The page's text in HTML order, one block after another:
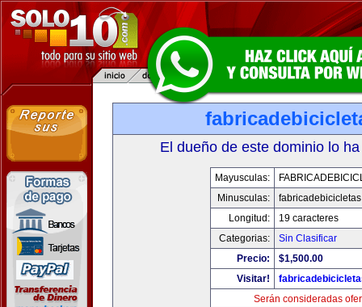
El dueño de este dominio lo
Mayusculas:
Minusculas:
Longitud:
19 caracteres
Categorias:
Sin Clasificar
Precio:
$1,500.00
Visitar!
Serán consideradas